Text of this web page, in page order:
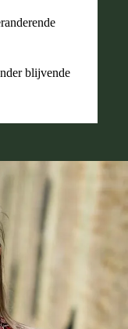
blijvende